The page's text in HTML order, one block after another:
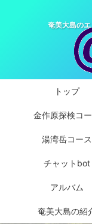
奄美大島の
トップ
金作原探検コ
湯湾岳コース
チャットbot
アルバム
奄美大島の紹